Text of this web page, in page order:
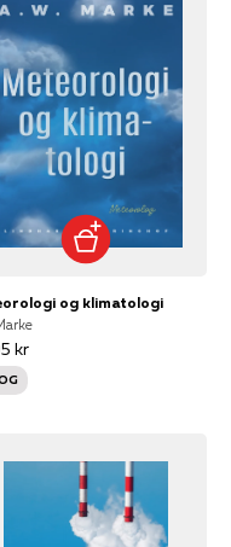
og klimatologi
kr